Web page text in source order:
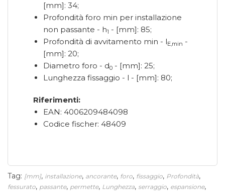
[mm]: 34;
Profondità foro min per installazione
non passante - h1 - [mm]: 85;
Profondità di avvitamento min - lE,min -
[mm]: 20;
Diametro foro - d0 - [mm]: 25;
Lunghezza fissaggio - l - [mm]: 80;
Riferimenti:
EAN: 4006209484098
Codice fischer: 48409
Tag: [mm], installazione, ancorante, foro, fissaggio, Profondità,
fessurato, passante, permette, Lunghezza, serraggio, espansione,